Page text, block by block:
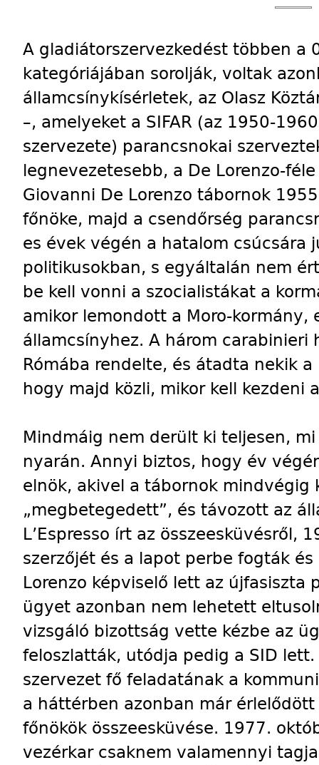
A gladiátorszervezkedést többen a
kategóriájában sorolják, voltak
államcsínykísérletek, az Olasz
–, amelyeket a SIFAR (az 1950-
szervezete) parancsnokai
legnevezetesebb, a De Lorenzo-
Giovanni De Lorenzo tábornok
főnöke, majd a csendőrség
es évek végén a hatalom csúcsára
politikusokban, s egyáltalán nem
be kell vonni a szocialistákat a
amikor lemondott a Moro-
államcsínyhez. A három carabinieri
Rómába rendelte, és átadta nekik a
hogy majd közli, mikor kell kezdeni
Mindmáig nem derült ki teljesen,
nyarán. Annyi biztos, hogy év
elnök, akivel a tábornok mindvégig
„megbetegedett”, és távozott az
L’Espresso írt az összeesküvésről,
szerzőjét és a lapot perbe fogták
Lorenzo képviselő lett az újfasiszta
ügyet azonban nem lehetett
vizsgáló bizottság vette kézbe az
feloszlatták, utódja pedig a SID
szervezet fő feladatának a
a háttérben azonban már
főnökök összeesküvése. 1977.
vezérkar csaknem valamennyi